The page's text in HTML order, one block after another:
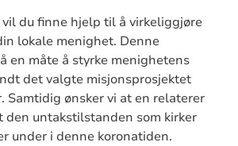
vil du finne hjelp til å virkeliggjøre
lokale menighet. Denne
en måte å styrke menighetens
det valgte misjonsprosjektet
Samtidig ønsker vi at en relaterer
den untakstilstanden som kirker
under i denne koronatiden.